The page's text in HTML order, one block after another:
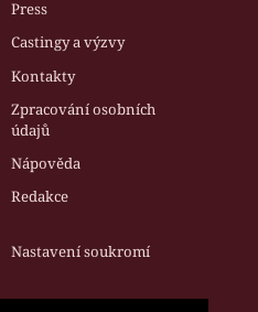
Press
Castingy a výzvy
Kontakty
Zpracování osobních
údajů
Nápověda
Redakce
Nastavení soukromí